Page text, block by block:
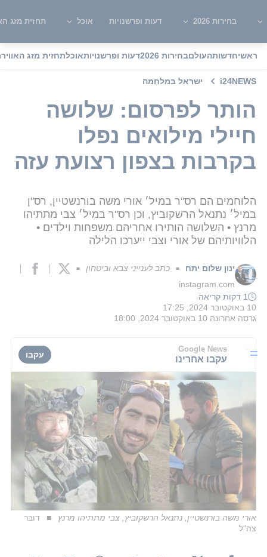
בחירות 2026 דעות ופרשנויות אוכל תחזית מזג
ראשיחדשותהעולםבחירות 2026 דעות ופרשנויותאוכלתחזית מזג האוויר
i24NEWS ישראל במלחמה
הותר לפרסום: שלושה
חיילי מילואים נפלו
בקרבות בצפון רצועת עזה
הלוחמים הם רס"ר במיל׳ אורי משה בורנשטיין, רס"ן
במיל׳ נתנאל הרשקוביץ, וכן רס"ר במיל׳ צבי מתתיהו
מרנץ • השלושה הותירו אחריהם משפחות וילדים •
הלוויותיהם של אורי וצבי ייערכו הלילה
ינון שלום יתח ■ כתב לענייני צבא וביטחון ■
instagram.com
1 דקות קריאה
10 באוקטובר 2024, 17:25
גרסה אחרונה 10 באוקטובר 2024, 18:00
Google News
עקבו אחרינו עקבו
אורי משה בורנשטיין, נתנאל הרשקוביץ, צבי מתתיהו מרנץ
דובר
צה"ל